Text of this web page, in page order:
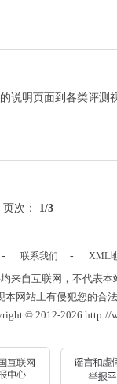
说明页面到各类评测
页次： 1/3
- 联系我们 - XML
来自互联网，不代表
网站上有侵犯您的合
© 2012-2026 http://